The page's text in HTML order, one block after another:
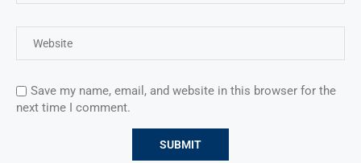
Save my name, email, and website in this browser for the
next time I comment.